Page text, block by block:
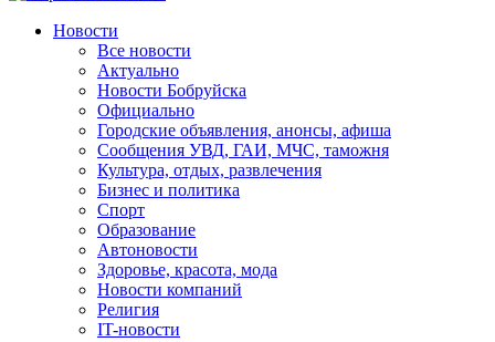
Новости
Все новости
Актуально
Новости Бобруйска
Официально
Городские объявления, анонсы, афиша
Сообщения УВД, ГАИ, МЧС, таможня
Культура, отдых, развлечения
Бизнес и политика
Спорт
Образование
Автоновости
Здоровье, красота, мода
Новости компаний
Религия
IT-новости